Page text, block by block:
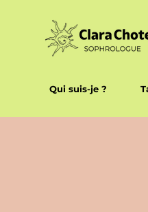
Qui suis-je ?